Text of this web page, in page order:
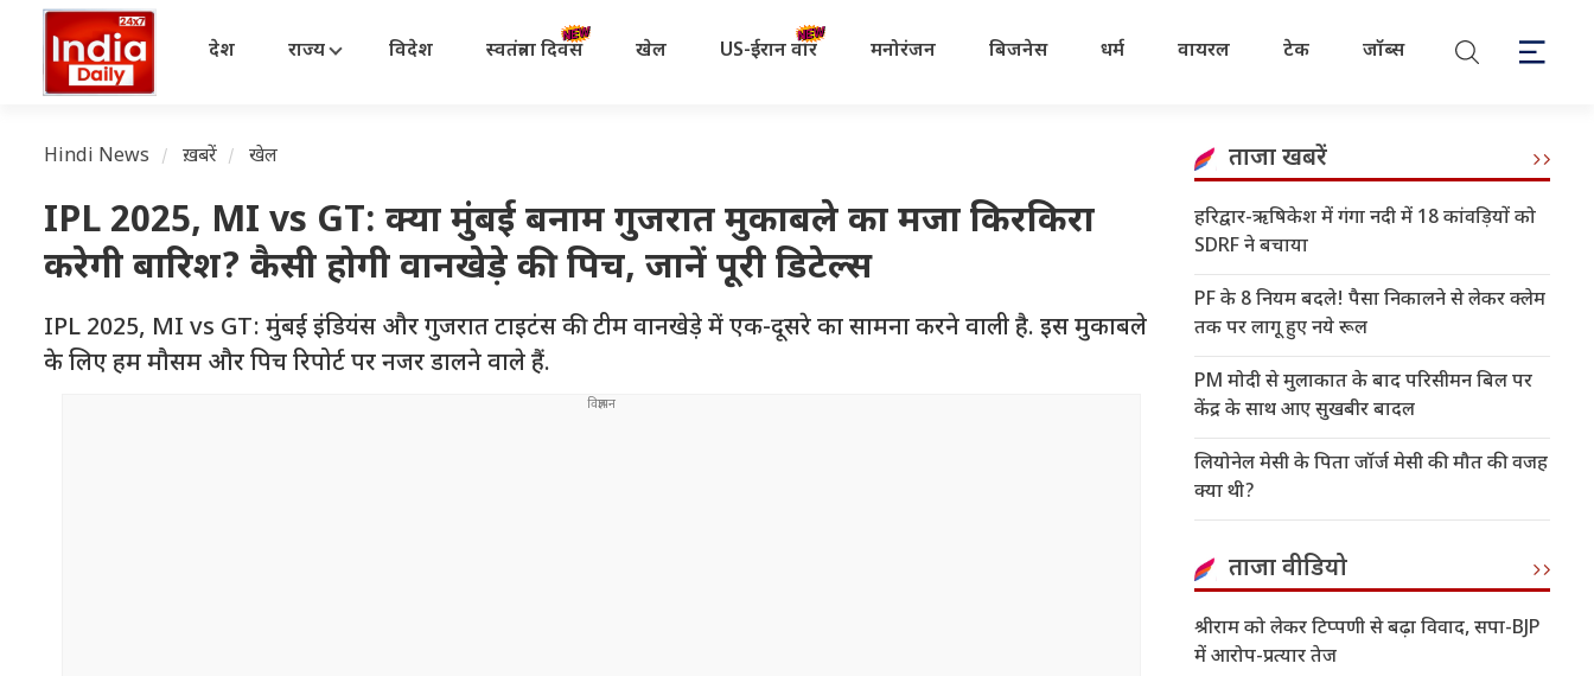
देश राज्य विदेश स्वतंत्रता दिवस खेल US-ईरान वॉर मनोरंजन बिजनेस धर्म वायरल टेक जॉब्स
Hindi News ख़बरें खेल
IPL 2025, MI vs GT: क्या मुंबई बनाम गुजरात मुकाबले का मजा किरकिरा
करेगी बारिश? कैसी होगी वानखेड़े की पिच, जानें पूरी डिटेल्स
IPL 2025, MI vs GT: मुंबई इंडियंस और गुजरात टाइटंस की टीम वानखेड़े में एक-दूसरे का सामना करने वाली है. इस मुकाबले
के लिए हम मौसम और पिच रिपोर्ट पर नजर डालने वाले हैं.
ताजा खबरें
हरिद्वार-ऋषिकेश में गंगा नदी में 18 कांवड़ियों को
SDRF ने बचाया
PF के 8 नियम बदले! पैसा निकालने से लेकर क्लेम
तक पर लागू हुए नये रूल
PM मोदी से मुलाकात के बाद परिसीमन बिल पर
केंद्र के साथ आए सुखबीर बादल
लियोनेल मेसी के पिता जॉर्ज मेसी की मौत की वजह
क्या थी?
ताजा वीडियो
श्रीराम को लेकर टिप्पणी से बढ़ा विवाद, सपा-BJP
में आरोप-प्रत्यार तेज